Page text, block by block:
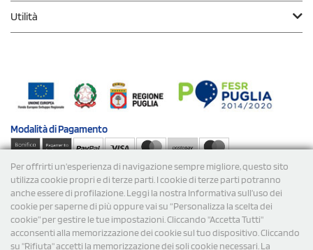
Per offrirti un'esperienza di navigazione sempre migliore, questo sito
utilizza cookie propri e di terze parti. I cookie di terze parti potranno
anche essere di profilazione. Leggi la nostra Informativa sull’uso dei
cookie per saperne di più oppure vai su “Personalizza la scelta dei
cookie” per gestire le tue impostazioni. Cliccando "Accetta Tutti"
acconsenti alla memorizzazione dei cookie sul tuo dispositivo. Cliccando
su "Rifiuta" accetti la memorizzazione dei soli cookie necessari. La
Utilità
Modalità diPagamento
Spedizioni